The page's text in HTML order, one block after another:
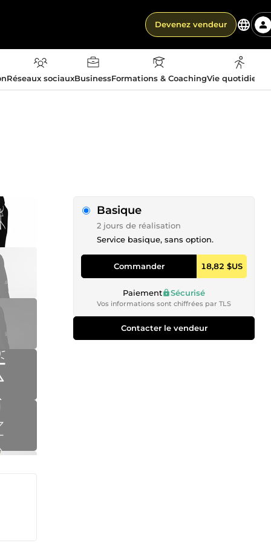
Devenez vendeur
Réseaux sociauxBusinessFormations & CoachingVie
Basique
2 jours de réalisation
Service basique, sans option.
Commander 18,82 $US
Paiement Sécurisé
Vos informations sont chiffrées par TLS
Contacter le vendeur